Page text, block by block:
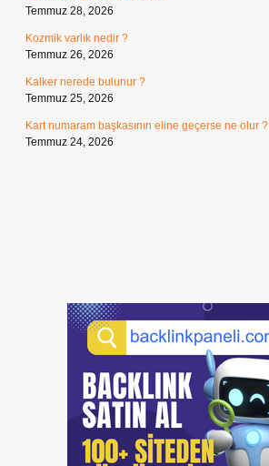
Temmuz 28, 2026
Kozmik varlık nedir ?
Temmuz 26, 2026
Kalker nerede bulunur ?
Temmuz 25, 2026
Kart numaram başkasının eline geçerse ne olur ?
Temmuz 24, 2026